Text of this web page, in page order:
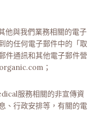
他與我們業務相關的電子
的任何電子郵件中的「取
件通訊和其他電子郵件營
；
服務相關的非宣傳資
、行政安排等，有關的電